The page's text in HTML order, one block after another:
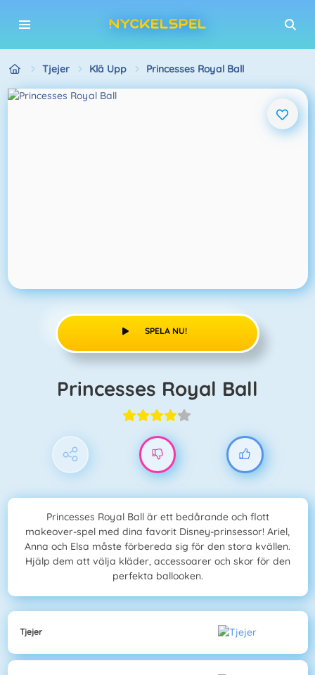
Tjejer Klä Upp Princesses Royal Ball
SPELA NU!
Princesses Royal Ball
Princesses Royal Ball är ett bedårande och flott
makeover-spel med dina favorit Disney-prinsessor! Ariel,
Anna och Elsa måste förbereda sig för den stora kvällen.
Hjälp dem att välja kläder, accessoarer och skor för den
perfekta ballooken.
Tjejer